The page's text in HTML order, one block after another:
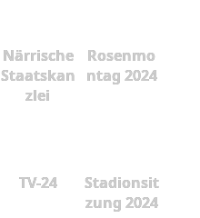
Närrische
Staatskan
zlei
Rosenmo
ntag 2024
TV-24
Stadionsit
zung 2024